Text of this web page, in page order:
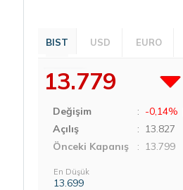
BIST USD EURO
13.779
Değişim : -0,14%
Açılış
: 13.827
Önceki Kapanış
: 13.799
En Düşük
13.699